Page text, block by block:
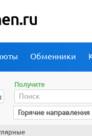
Обменники
Получите
Горячие направления